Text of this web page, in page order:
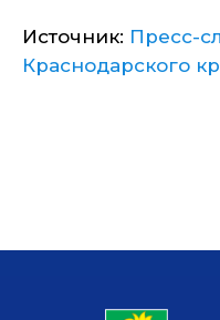
Источник: Пресс-
Краснодарского